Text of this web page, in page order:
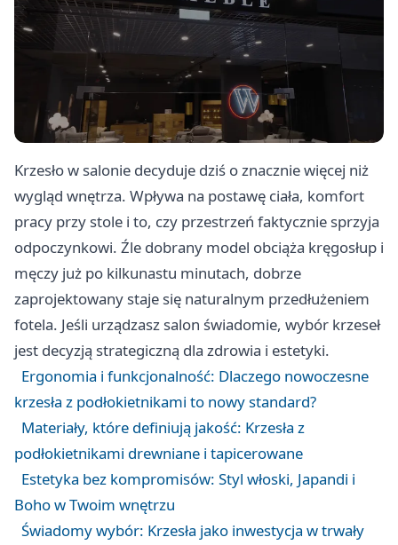
Krzesło w salonie decyduje dziś o znacznie więcej niż
wygląd wnętrza. Wpływa na postawę ciała, komfort
pracy przy stole i to, czy przestrzeń faktycznie sprzyja
odpoczynkowi. Źle dobrany model obciąża kręgosłup i
męczy już po kilkunastu minutach, dobrze
zaprojektowany staje się naturalnym przedłużeniem
fotela. Jeśli urządzasz salon świadomie, wybór krzeseł
jest decyzją strategiczną dla zdrowia i estetyki.
Ergonomia i funkcjonalność: Dlaczego nowoczesne
krzesła z podłokietnikami to nowy standard?
Materiały, które definiują jakość: Krzesła z
podłokietnikami drewniane i tapicerowane
Estetyka bez kompromisów: Styl włoski, Japandi i
Boho w Twoim wnętrzu
Świadomy wybór: Krzesła jako inwestycja w trwały